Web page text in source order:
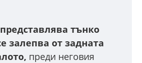
тънко
залепва от задната
преди неговия